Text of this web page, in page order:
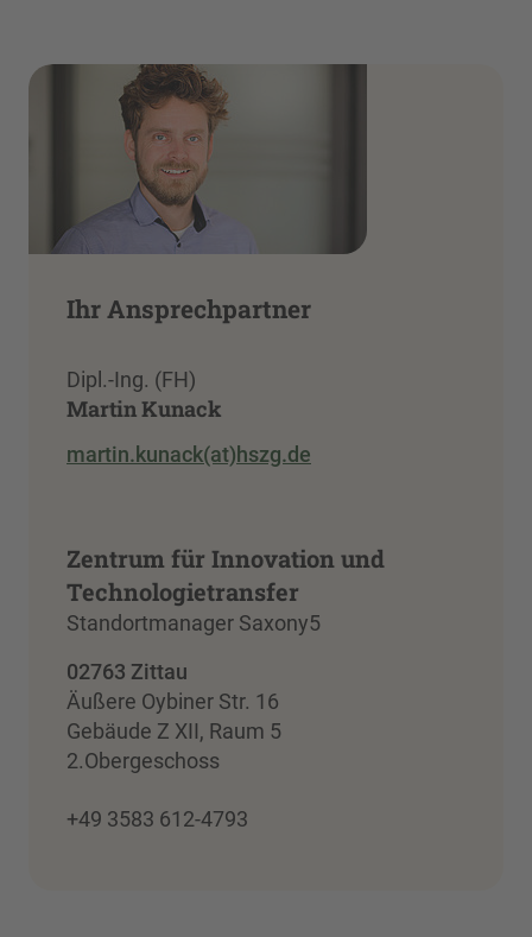
Ihr Ansprechpartner
Dipl.-Ing. (FH)
Martin Kunack
martin.kunack(at)hszg.de
Zentrum für Innovation und
Technologietransfer
Standortmanager Saxony5
02763 Zittau
Äußere Oybiner Str. 16
Gebäude Z XII, Raum 5
2.Obergeschoss
+49 3583 612-4793